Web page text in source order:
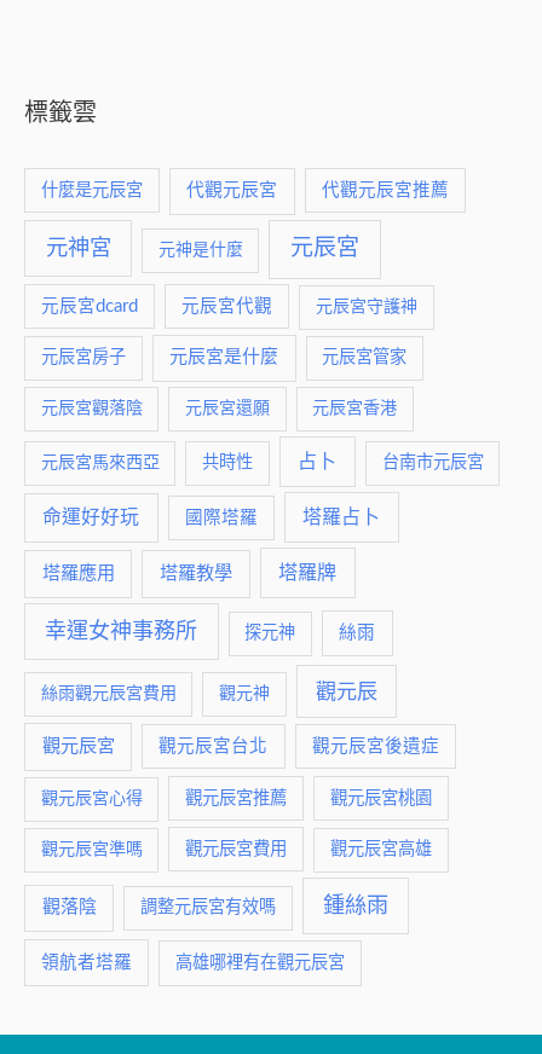
標籤雲
什麼是元辰宮 代觀元辰宮 代觀元辰宮推薦
元神宮 元神是什麼 元辰宮
元辰宮dcard 元辰宮代觀 元辰宮守護神
元辰宮房子 元辰宮是什麼 元辰宮管家
元辰宮觀落陰 元辰宮還願 元辰宮香港
元辰宮馬來西亞 共時性 占卜 台南市元辰宮
命運好好玩 國際塔羅 塔羅占卜
塔羅應用 塔羅教學 塔羅牌
幸運女神事務所 探元神 絲雨
絲雨觀元辰宮費用 觀元神 觀元辰
觀元辰宮 觀元辰宮台北 觀元辰宮後遺症
觀元辰宮心得 觀元辰宮推薦 觀元辰宮桃園
觀元辰宮準嗎 觀元辰宮費用 觀元辰宮高雄
觀落陰 調整元辰宮有效嗎 鍾絲雨
領航者塔羅 高雄哪裡有在觀元辰宮